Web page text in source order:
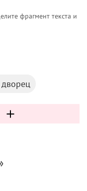
фрагмент текста и
дворец